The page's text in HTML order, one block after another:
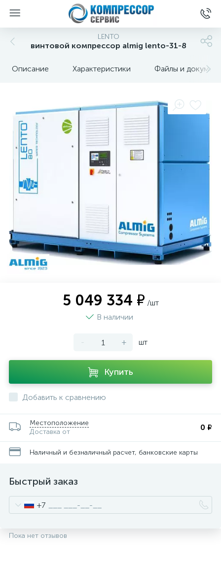
LENTO
винтовой компрессор almig lento-31-8
Описание Характеристики Файлы и
5 049 334 ₽ /шт
В наличии
- + шт
Купить
Добавить к сравнению
Местоположение
Доставка от
0 ₽
Наличный и безналичный расчет, банковские карты
Быстрый заказ
+7
Пока нет отзывов